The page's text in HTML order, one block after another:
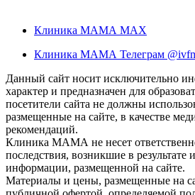
Клиника МАМА MAX
Клиника МАМА Телеграм
Данный сайт носит исключительно
характер и предназначен для
посетители сайта не должны
размещенные на сайте, в качестве
рекомендаций.
Клиника МАМА не несет
последствия, возникшие в результате
информации, размещенной на сайте.
Материалы и цены, размещенные на